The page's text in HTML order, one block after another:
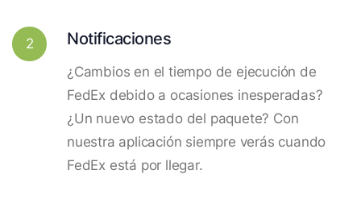
2 Notificaciones
¿Cambios en el tiempo de ejecución de
FedEx debido a ocasiones inesperadas?
¿Un nuevo estado del paquete? Con
nuestra aplicación siempre verás cuando
FedEx está por llegar.